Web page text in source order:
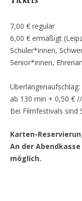
7,00 € regulär
6,00 € ermäßigt
Schüler*innen,
Senior*innen,
Überlängenaufschlag:
ab 130 min + 0,50 €
Bei Filmfestivals sind
Karten-
An der
möglich.